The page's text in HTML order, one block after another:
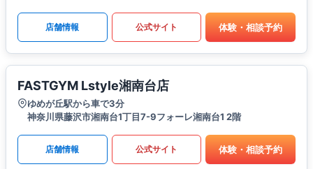
店舗情報 公式サイト 体験・相談予約
FASTGYM Lstyle湘南台店
ゆめが丘駅から車で3分
神奈川県藤沢市湘南台1丁目7-9フォーレ湘南台1 2階
店舗情報 公式サイト 体験・相談予約